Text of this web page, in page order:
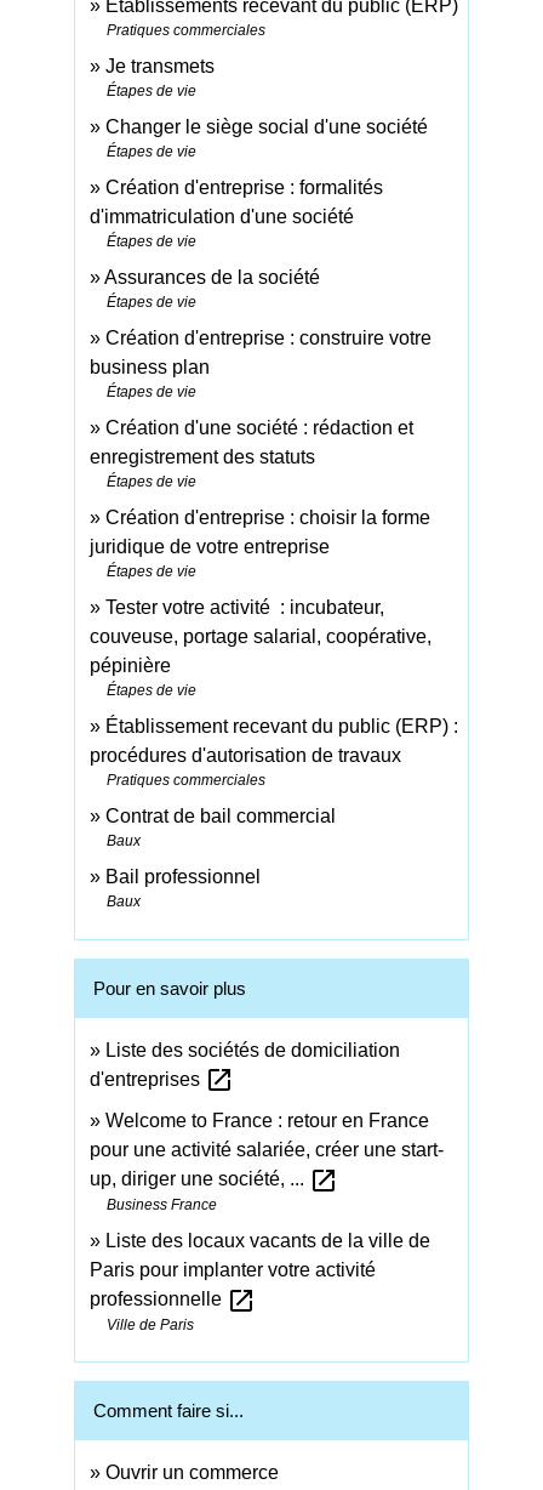
Établissements recevant du public (ERP)
Pratiques commerciales
Je transmets
Étapes de vie
Changer le siège social d'une société
Étapes de vie
Création d'entreprise : formalités
d'immatriculation d'une société
Étapes de vie
Assurances de la société
Étapes de vie
Création d'entreprise : construire votre
business plan
Étapes de vie
Création d'une société : rédaction et
enregistrement des statuts
Étapes de vie
Création d'entreprise : choisir la forme
juridique de votre entreprise
Étapes de vie
Tester votre activité : incubateur,
couveuse, portage salarial, coopérative,
pépinière
Étapes de vie
Établissement recevant du public (ERP) :
procédures d'autorisation de travaux
Pratiques commerciales
Contrat de bail commercial
Baux
Bail professionnel
Baux
Pour en savoir plus
Liste des sociétés de domiciliation
d'entreprises open_in_new
Welcome to France : retour en France
pour une activité salariée, créer une start-
up, diriger une société, ... open_in_new
Business France
Liste des locaux vacants de la ville de
Paris pour implanter votre activité
professionnelle open_in_new
Ville de Paris
Comment faire si...
Ouvrir un commerce